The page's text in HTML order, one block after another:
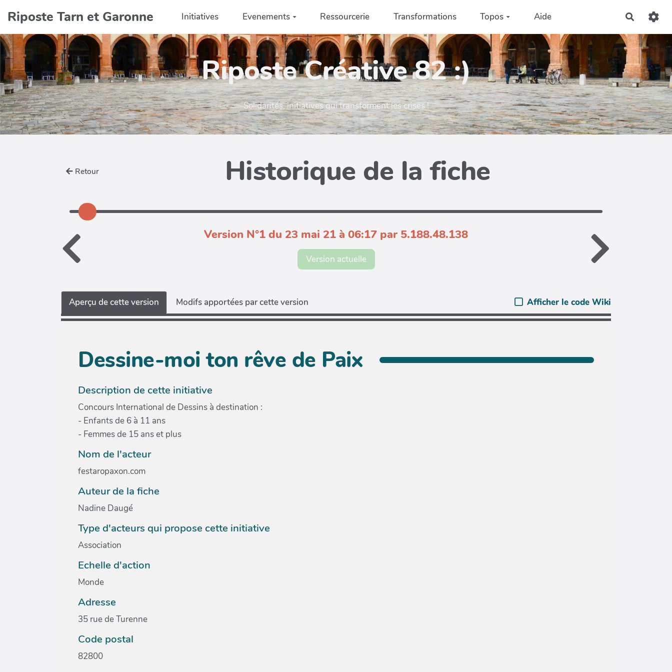
Aller au contenu principal
Riposte Tarn et Garonne Initiatives Evenements Ressourcerie Transformations Topos Aide
Riposte Créative 82 :)
Solidarités, initiatives qui transforment les crises !
Retour Historique de la fiche
Version N°1 du 23 mai 21 à 06:17 par 5.188.48.138
Version actuelle
Aperçu de cette version Modifs apportées par cette version Afficher le code Wiki
Dessine-moi ton rêve de Paix
Description de cette initiative
Concours International de Dessins à destination :
- Enfants de 6 à 11 ans
- Femmes de 15 ans et plus
Nom de l'acteur
festaropaxon.com
Auteur de la fiche
Nadine Daugé
Type d'acteurs qui propose cette initiative
Association
Echelle d'action
Monde
Adresse
35 rue de Turenne
Code postal
82800